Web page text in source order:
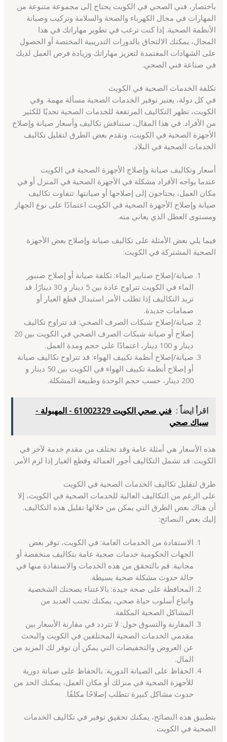
باختصار، فني الصحي في الكويت يحتاج إلى مجموعة متنوعة من
المهارات في مجال الكهرباء والصحة والسلامة وتركيب وصيانة
الأنظمة الصحية. إذا كنت ترغب في تطوير مهاراتك في هذا
المجال، يمكنك الالتحاق بالدورات التدريبية المختصة أو الحصول
على الشهادات المعتمدة لتعزيز مهاراتك وزيادة فرص العمل لديك
في صناعة فني الصحي.
تكلفة الخدمات الصحية في الكويت
في كل دولة، يعتبر توفير الخدمات الصحية مسألة مهمة. وفي
الكويت، تظهر التكاليف المرتفعة للخدمات الصحية تحديًا للكثير
من الأفراد. في هذا المقال، سنناقش تكاليف وأسعار صيانة وإصلاح
الأجهزة الصحية في الكويت، ونقدم بعض الطرق لتقليل تكاليف
الخدمات الصحية في البلاد.
أسعار وتكاليف صيانة وإصلاح الأجهزة الصحية في الكويت
عندما يواجه الأفراد مشكلة في الأجهزة الصحية في المنزل أو في
مكان العمل، يحتاجون إلى إصلاحها أو صيانتها. تتفاوت تكاليف
صيانة وإصلاح الأجهزة الصحية في الكويت اعتمادًا على نوع الجهاز
ومستوى العطل الذي يعاني منه.
فيما يلي بعض الأمثلة على تكاليف صيانة وإصلاح بعض الأجهزة
الصحية المشتركة في الكويت:
صيانة/إصلاح صنابير الماء: تكلفة صيانة أو إصلاح صنبور
الماء في الكويت تتراوح عادة بين 5 دينار و 30 دينارًا. قد
تزيد التكاليف إذا تطلب الأمر استبدال قطع الغيار أو
صمامات جديدة.
صيانة/إصلاح شبكات الصرف الصحي: قد تتراوح تكاليف
إصلاح أو صيانة شبكات الصرف الصحي في الكويت بين 20
دينار و 100 دينار، اعتمادًا على حجم ومدة العمل.
صيانة/إصلاح أنظمة تكييف الهواء: قد تتراوح تكاليف صيانة
أو إصلاح أنظمة تكييف الهواء في الكويت بين 50 دينار و
200 دينار، حسب حجم الوحدة وطبيعة المشكلة.
اقرأ ايضاً :
فني صحي الكويت 61002329 - المهبولة -
سباك صحي
هذه الأسعار هي أمثلة عامة وقد تختلف من مقدم خدمة لآخر في
الكويت. قد تشمل التكاليف أجور العمالة وقطع الغيار إذا لزم الأمر.
طرق لتقليل تكاليف الخدمات الصحية في الكويت
على الرغم من التكاليف العالية للخدمات الصحية في الكويت، إلا
أن هناك بعض الطرق التي يمكن من خلالها تقليل هذه التكاليف.
إليك بعض النصائح:
الاستفادة من الخدمات العامة: في الكويت، توفر بعض
الجهات الحكومية خدمات صحية عامة بتكاليف منخفضة أو
مجانية. قم بالتحقق من هذه الخدمات والاستفادة منها في
حالة حدوث مشكلة صحية بسيطة.
المحافظة على صحة جيدة: بالاعتناء بصحتك الشخصية
واتباع أسلوب حياة صحي، يمكنك تجنب العديد من
المشاكل الصحية المكلفة.
المقارنة والتسوق حول: لا تتردد في مقارنة الأسعار بين
مقدمي الخدمات الصحية المختلفين في الكويت والبحث
عن العروض والتخفيضات التي يمكن أن توفر لك المزيد من
المال.
الحفاظ على الصيانة الدورية: بالحفاظ على صيانة دورية
للأجهزة الصحية في منزلك أو مكان العمل، يمكنك الحد من
حدوث مشاكل كبيرة تتطلب إصلاحًا مكلفًا.
بتطبيق هذه النصائح، يمكنك تحقيق توفير في تكاليف الخدمات
الصحية في الكويت.